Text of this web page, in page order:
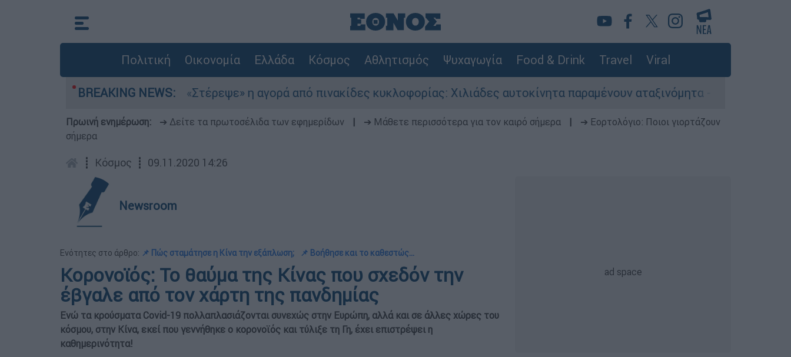
Πολιτική Οικονομία Ελλάδα Κόσμος Αθλητισμός Ψυχαγωγία Food & Drink Travel Viral
BREAKING NEWS:
«Στέρεψε» η αγορά από πινακίδες κυκλοφορίας: Χιλιάδες αυτοκίνητα παραμένουν αταξινόμητα - Λύση αναζητά το υπουργείο
Πρωινή ενημέρωση: ➔ Δείτε τα πρωτοσέλιδα των εφημερίδων ➔ Μάθετε περισσότερα για τον καιρό σήμερα
➔ Εορτολόγιο: Ποιοι γιορτάζουν
σήμερα
┋ Κόσμος ┋ 09.11.2020 14:26
Newsroom
Ενότητες στο άρθρο: 📌 Πώς σταμάτησε η Κίνα την εξάπλωση; 📌 Βοήθησε και το καθεστώς…
Κορονοϊός: Το θαύμα της Κίνας που σχεδόν την
έβγαλε από τον χάρτη της πανδημίας
Ενώ τα κρούσματα Covid-19 πολλαπλασιάζονται συνεχώς στην Ευρώπη, αλλά και σε άλλες χώρες του
κόσμου, στην Κίνα, εκεί που γεννήθηκε ο κορονοϊός και τύλιξε τη Γη, έχει επιστρέψει η
καθημερινότητα!